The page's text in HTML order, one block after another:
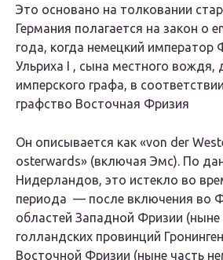
Это основано на толковании
Германия полагается на закон о
года, когда немецкий император
Ульриха I , сына местного вождя,
имперского графа, в
графство Восточная Фризия
Он описывается как «von der
osterwards» (включая Эмс). По
Нидерландов, это истекло во
периода — после включения во
областей Западной Фризии (ныне
голландских провинций
Восточной Фризии (ныне часть